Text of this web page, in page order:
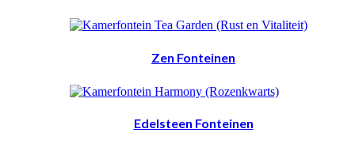
Zen Fonteinen
Edelsteen Fonteinen